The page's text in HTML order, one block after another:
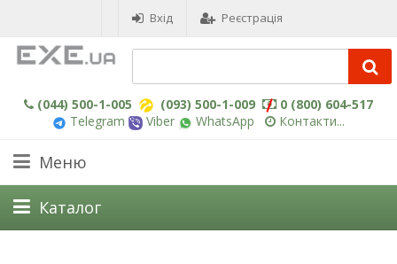
Вхід Реєстрація
(044) 500-1-005 (093) 500-1-009
0 (800) 604-517
Telegram
Viber WhatsApp Контакти...
Меню
Каталог